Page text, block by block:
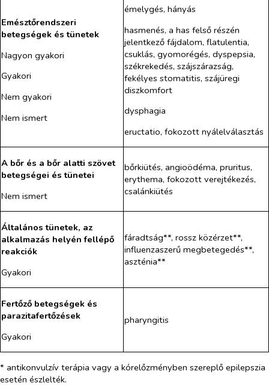
Emésztőrendszeri
betegségek és tünetek
Nagyon gyakori
Gyakori
Nem gyakori
Nem ismert
émelygés, hányás
hasmenés, a has felső részén
jelentkező fájdalom, flatulentia,
csuklás, gyomorégés, dyspepsia,
székrekedés, szájszárazság,
fekélyes stomatitis, szájüregi
diszkomfort
dysphagia
eructatio, fokozott nyálelválasztás
A bőr és a bőr alatti szövet
betegségei és tünetei
Nem ismert
bőrkiütés, angioödéma, pruritus,
erythema, fokozott verejtékezés,
csalánkiütés
Általános tünetek, az
alkalmazás helyén fellépő
reakciók
Gyakori
fáradtság**, rossz közérzet**,
influenzaszerű megbetegedés**,
aszténia**
Fertőző betegségek és
parazitafertőzések
Gyakori
pharyngitis
* antikonvulzív terápia vagy a kórelőzményben szereplő epilepszia
esetén észlelték.